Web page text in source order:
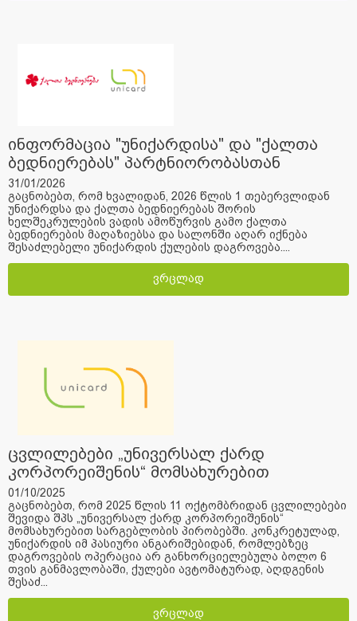
ინფორმაცია "უნიქარდისა" და "ქალთა
ბედნიერებას" პარტნიორობასთან
დაკავშირებით
31/01/2026
გაცნობებთ, რომ ხვალიდან, 2026 წლის 1 თებერვლიდან
უნიქარდსა და ქალთა ბედნიერებას შორის
ხელშეკრულების ვადის ამოწურვის გამო ქალთა
ბედნიერების მაღაზიებსა და სალონში აღარ იქნება
შესაძლებელი უნიქარდის ქულების დაგროვება....
ვრცლად
ცვლილებები „უნივერსალ ქარდ
კორპორეიშენის“ მომსახურებით
სარგებლობის პირობებში.
01/10/2025
გაცნობებთ, რომ 2025 წლის 11 ოქტომბრიდან ცვლილებები
შევიდა შპს „უნივერსალ ქარდ კორპორეიშენის“
მომსახურებით სარგებლობის პირობებში. კონკრეტულად,
უნიქარდის იმ პასიური ანგარიშებიდან, რომლებზეც
დაგროვების ოპერაცია არ განხორციელებულა ბოლო 6
თვის განმავლობაში, ქულები ავტომატურად, აღდგენის
შესაძ...
ვრცლად